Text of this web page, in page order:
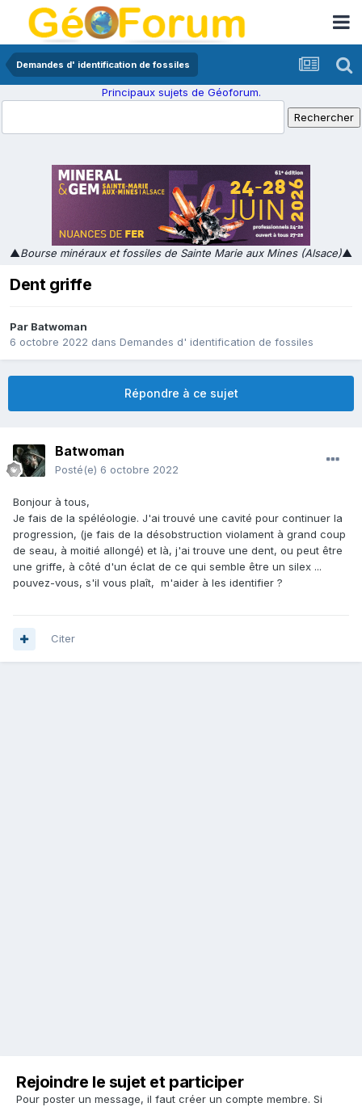
Demandes d' identification de fossiles
Principaux sujets de Géoforum.
▲Bourse minéraux et fossiles de Sainte Marie aux Mines (Alsace)▲
Dent griffe
Par Batwoman
6 octobre 2022 dans Demandes d' identification de fossiles
Répondre à ce sujet
Batwoman
Posté(e) 6 octobre 2022
Bonjour à tous,
Je fais de la spéléologie. J'ai trouvé une cavité pour continuer la
progression, (je fais de la désobstruction violament à grand coup
de seau, à moitié allongé) et là, j'ai trouve une dent, ou peut être
une griffe, à côté d'un éclat de ce qui semble être un silex ...
pouvez-vous, s'il vous plaît, m'aider à les identifier ?
Citer
Rejoindre le sujet et participer
Pour poster un message, il faut créer un compte membre. Si